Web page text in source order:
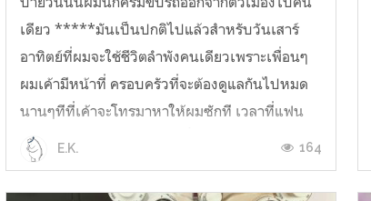
เดียว *****มันเป็นปกติไปแล้วสำหรับวันเสาร์
อาทิตย์ที่ผมจะใช้ชีวิตลำพังคนเดียวเพราะเพื่อนๆ
ผมเค้ามีหน้าที่ ครอบครัวที่จะต้องดูแลกันไปหมด
นานๆทีที่เค้าจะโทรมาหาให้ผมซักที เวลาที่แฟน
เค้าไม่อยู่ และให้ผมไปช่วยเลี้ยงลูกตอนเค้ามีธุระที่
ทำงานถึงจะเป็นเพื่อนที่เคยสนิ...
E.K. 164